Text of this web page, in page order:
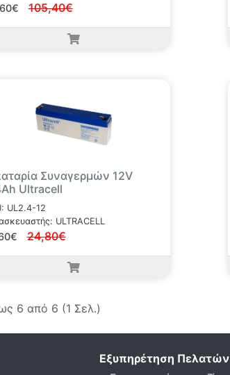
105,40€
Συναγερμών 12V
Ultracell
UL2.4-12
ULTRACELL
24,80€
6 από 6 (1 Σελ.)
Εξυπηρέτηση Πελατών